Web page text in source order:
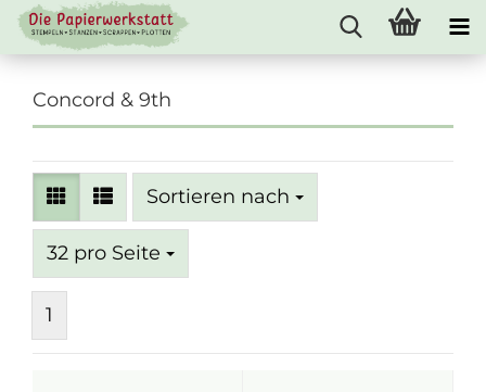
Concord & 9th
Sortieren nach
Sortieren nach
32 pro Seite
pro Seite
1